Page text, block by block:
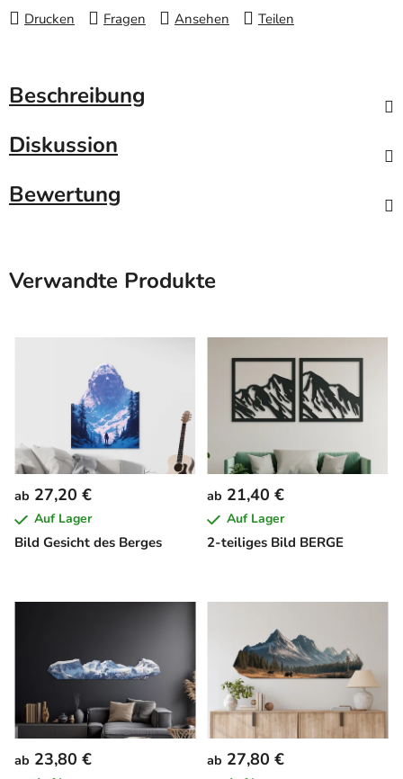
Drucken Fragen Ansehen Teilen
Beschreibung
Diskussion
Bewertung
Verwandte Produkte
Bild Gesicht des Berges
ab 27,20 €
Auf Lager
2-teiliges Bild BERGE
ab 21,40 €
Auf Lager
ab 23,80 € ab 27,80 €